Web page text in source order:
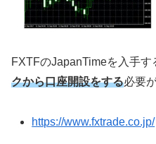
FXTFのJapanTimeを入手す
クから口座開設をする必要
https://www.fxtrade.co.jp/